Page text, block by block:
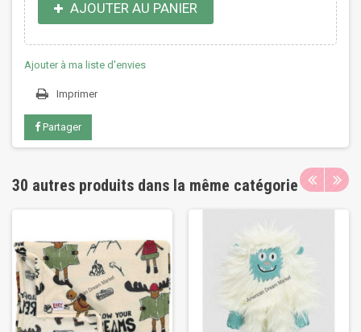
AJOUTER AU PANIER
Ajouter à ma liste d'envies
Imprimer
Partager
30 autres produits dans la même catégorie